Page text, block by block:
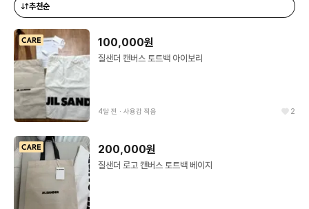
추천순
100,000원
질샌더 캔버스 토트백 아이보리
4달 전 ∙ 사용감 적음 2
200,000원
질샌더 로고 캔버스 토트백 베이지